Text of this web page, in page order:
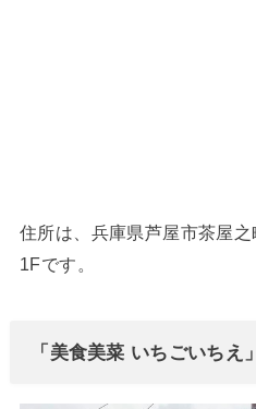
住所は、兵庫県芦屋市茶屋
1Fです。
「美食美菜 いちごいちえ